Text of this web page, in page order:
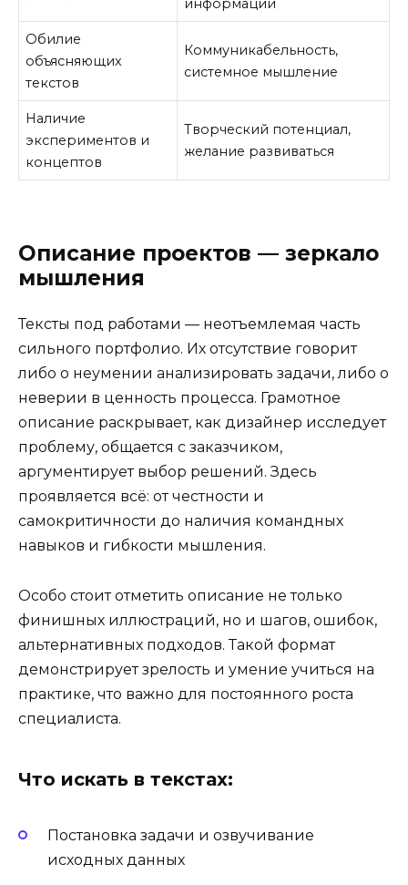
информации
Обилие
объясняющих
текстов
Коммуникабельность,
системное мышление
Наличие
экспериментов и
концептов
Творческий потенциал,
желание развиваться
Описание проектов — зеркало
мышления
Тексты под работами — неотъемлемая часть
сильного портфолио. Их отсутствие говорит
либо о неумении анализировать задачи, либо о
неверии в ценность процесса. Грамотное
описание раскрывает, как дизайнер исследует
проблему, общается с заказчиком,
аргументирует выбор решений. Здесь
проявляется всё: от честности и
самокритичности до наличия командных
навыков и гибкости мышления.
Особо стоит отметить описание не только
финишных иллюстраций, но и шагов, ошибок,
альтернативных подходов. Такой формат
демонстрирует зрелость и умение учиться на
практике, что важно для постоянного роста
специалиста.
Что искать в текстах:
Постановка задачи и озвучивание
исходных данных